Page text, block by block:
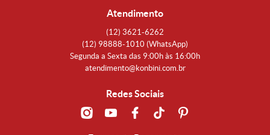
Atendimento
(12) 3621-6262
(12) 98888-1010 (WhatsApp)
Segunda a Sexta das 9:00h às 16:00h
atendimento@konbini.com.br
Redes Sociais